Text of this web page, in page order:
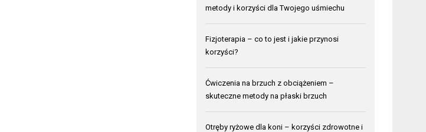
metody i korzyści dla Twojego uśmiechu
Fizjoterapia – co to jest i jakie przynosi
korzyści?
Ćwiczenia na brzuch z obciążeniem –
skuteczne metody na płaski brzuch
Otręby ryżowe dla koni – korzyści zdrowotne i